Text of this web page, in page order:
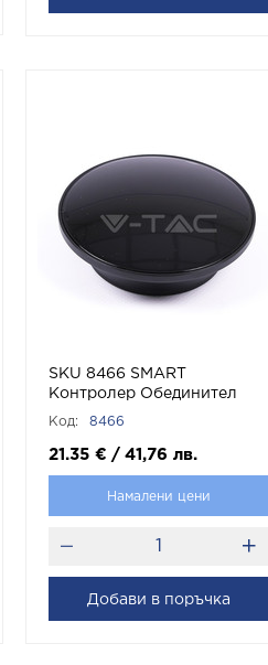
SKU 8466 SMART
Контролер Обединител
RF433 с марка V-TAC
Код: 8466
21.35 € / 41,76 лв.
Намалени цени
Добави в поръчка